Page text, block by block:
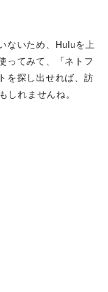
ないため、Huluを上
ってみて、「ネトフ
を探し出せれば、訪
しれませんね。